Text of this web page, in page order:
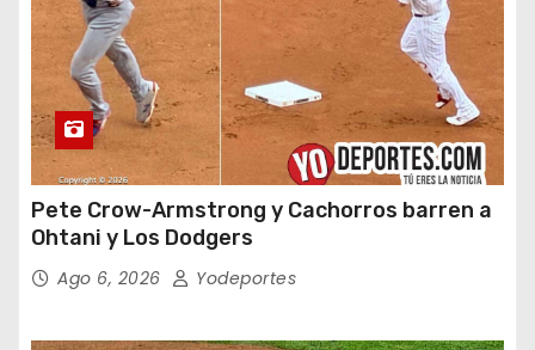
Pete Crow-Armstrong y Cachorros barren a
Ohtani y Los Dodgers
Ago 6, 2026 Yodeportes